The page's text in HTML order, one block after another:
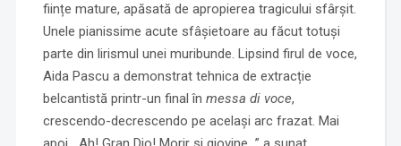
ființe mature, apăsată de apropierea tragicului sfârșit.
Unele pianissime acute sfâșietoare au făcut totuși
parte din lirismul unei muribunde. Lipsind firul de voce,
Aida Pascu a demonstrat tehnica de extracție
belcantistă printr-un final în messa di voce,
crescendo-decrescendo pe același arc frazat. Mai